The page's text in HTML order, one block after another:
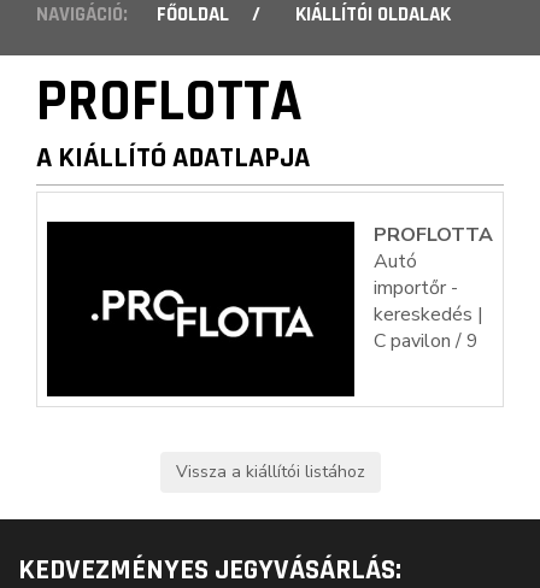
NAVIGÁCIÓ: FŐOLDAL / KIÁLLÍTÓI OLDALAK
PROFLOTTA
A KIÁLLÍTÓ ADATLAPJA
PROFLOTTA
Autó
importőr -
kereskedés |
C pavilon / 9
KEDVEZMÉNYES JEGYVÁSÁRLÁS: